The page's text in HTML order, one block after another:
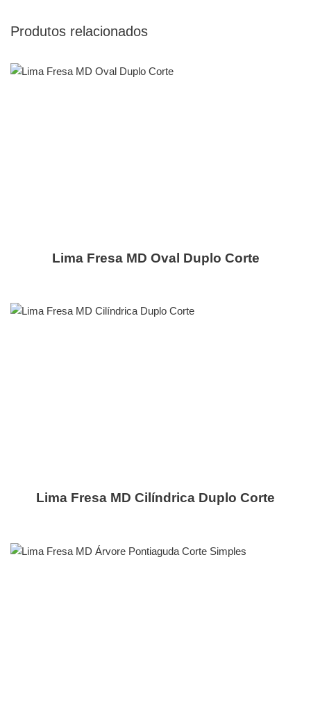
Produtos relacionados
Lima Fresa MD Oval Duplo Corte
Lima Fresa MD Cilíndrica Duplo Corte